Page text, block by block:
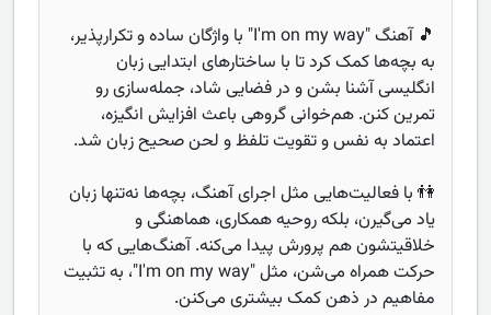
🎵 آهنگ "I'm on my way" با واژگان ساده و تکرارپذیر،
به بچه‌ها کمک کرد تا با ساختارهای ابتدایی زبان
انگلیسی آشنا بشن و در فضایی شاد، جمله‌سازی رو
تمرین کنن. هم‌خوانی گروهی باعث افزایش انگیزه،
اعتماد به نفس و تقویت تلفظ و لحن صحیح زبان شد.
👫 با فعالیت‌هایی مثل اجرای آهنگ، بچه‌ها نه‌تنها زبان
یاد می‌گیرن، بلکه روحیه همکاری، هماهنگی و
خلاقیتشون هم پرورش پیدا می‌کنه. آهنگ‌هایی که با
حرکت همراه می‌شن، مثل "I'm on my way"، به تثبیت
مفاهیم در ذهن کمک بیشتری می‌کنن.